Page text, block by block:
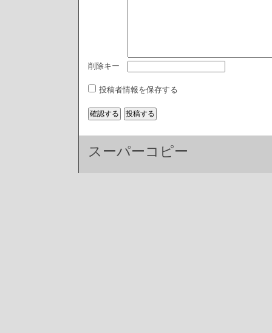
削除キー
投稿者情報を保存する
スーパーコピー